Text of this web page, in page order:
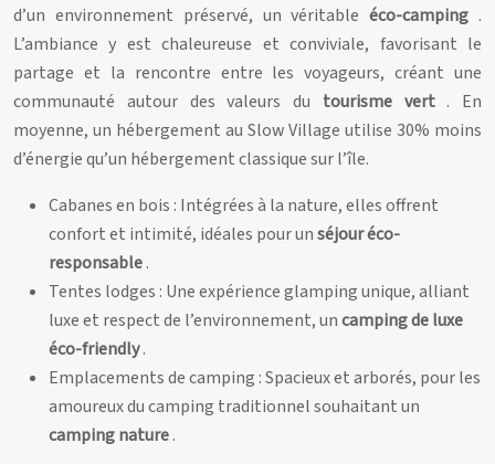
d’un environnement préservé, un véritableéco-camping .
L’ambiance y est chaleureuse et conviviale, favorisant le
partage et la rencontre entre les voyageurs, créant une
communauté autour des valeurs du tourisme vert . En
moyenne, un hébergement au Slow Village utilise 30% moins
d’énergie qu’un hébergement classique sur l’île.
Cabanes en bois : Intégrées à la nature, elles offrent
confort et intimité, idéales pour unséjour éco-
responsable.
Tentes lodges : Une expérience glamping unique, alliant
luxe et respect de l’environnement, uncamping de luxe
éco-friendly.
Emplacements de camping : Spacieux et arborés, pour les
amoureux du camping traditionnel souhaitant un
camping nature.